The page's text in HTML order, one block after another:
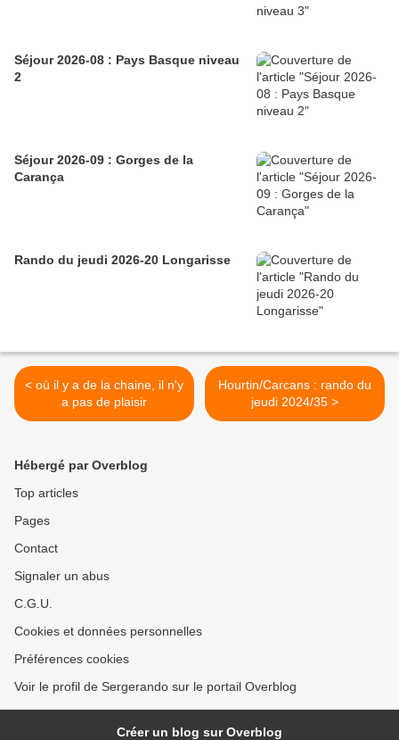
Séjour 2026-08 : Pays Basque niveau
2
Séjour 2026-09 : Gorges de la
Carança
Rando du jeudi 2026-20 Longarisse
< où il y a de la chaine, il n'y
a pas de plaisir
Hourtin/Carcans : rando du
jeudi 2024/35 >
Hébergé par Overblog
Top articles
Pages
Contact
Signaler un abus
C.G.U.
Cookies et données personnelles
Préférences cookies
Voir le profil de Sergerando sur le portail Overblog
Créer un blog sur Overblog